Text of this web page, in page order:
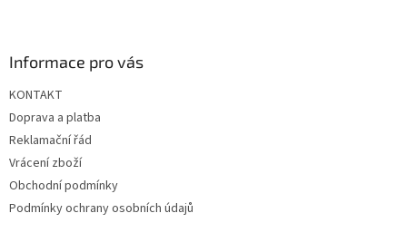
Informace pro vás
KONTAKT
Doprava a platba
Reklamační řád
Vrácení zboží
Obchodní podmínky
Podmínky ochrany osobních údajů